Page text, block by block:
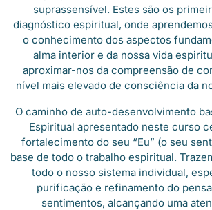
suprassensível. Estes são os
diagnóstico espiritual, onde
o conhecimento dos aspectos
alma interior e da nossa vida
aproximar-nos da compreensão de
nível mais elevado de consciência da
O caminho de auto-desenvolvimento
Espiritual apresentado neste curso
fortalecimento do seu “Eu” (o seu
base de todo o trabalho espiritual.
todo o nosso sistema individual,
purificação e refinamento do
sentimentos, alcançando uma